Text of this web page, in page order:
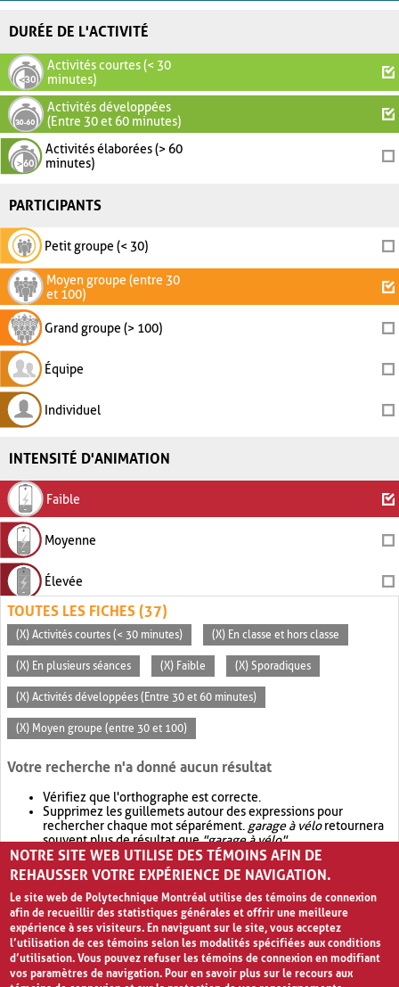
DURÉE DE L'ACTIVITÉ
Activités courtes (< 30
minutes)
Activités développées
(Entre 30 et 60 minutes)
Activités élaborées (> 60
minutes)
PARTICIPANTS
Petit groupe (< 30)
Moyen groupe (entre 30
et 100)
Grand groupe (> 100)
Équipe
Individuel
INTENSITÉ D'ANIMATION
Faible
Moyenne
Élevée
TOUTES LES FICHES (37)
(X) Activités courtes (< 30 minutes) (X) En classe et hors classe
(X) En plusieurs séances (X) Faible (X) Sporadiques
(X) Activités développées (Entre 30 et 60 minutes)
(X) Moyen groupe (entre 30 et 100)
Votre recherche n'a donné aucun résultat
Vérifiez que l'orthographe est correcte.
Supprimez les guillemets autour des expressions pour
rechercher chaque mot séparément. garage à véloretournera
souvent plus de résultat que"garage à vélo".
Envisagez d'élargir votre recherche avec OR.garage OR vélo
retournera souvent plus de résultat quegarage à vélo
NOTRE SITE WEB UTILISE DES TÉMOINS AFIN DE
REHAUSSER VOTRE EXPÉRIENCE DE NAVIGATION.
Le site web de Polytechnique Montréal utilise des témoins de connexion
afin de recueillir des statistiques générales et offrir une meilleure
expérience à ses visiteurs. En naviguant sur le site, vous acceptez
l’utilisation de ces témoins selon les modalités spécifiées aux conditions
d’utilisation. Vous pouvez refuser les témoins de connexion en modifiant
vos paramètres de navigation. Pour en savoir plus sur le recours aux